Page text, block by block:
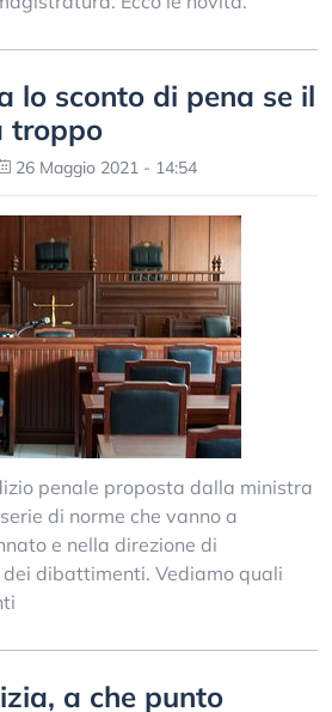
lo sconto di pena se il
troppo
26 Maggio 2021 - 14:54
penale proposta dalla ministra
di norme che vanno a
e nella direzione di
dibattimenti. Vediamo quali
a che punto